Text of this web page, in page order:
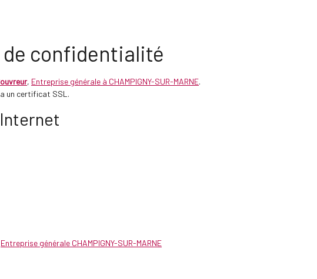
confidentialité
, Entreprise générale à CHAMPIGNY-SUR-MARNE.
un certificat SSL.
Entreprise générale CHAMPIGNY-SUR-MARNE